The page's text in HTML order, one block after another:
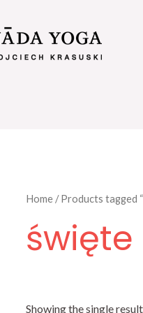
Home/ Products tagged
Showing the single result